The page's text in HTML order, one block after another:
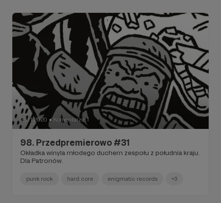
28.11.2020 ● Komentarze: 1
98. Przedpremierowo #31
Okładka winyla młodego duchem zespołu z południa kraju.
Dla Patronów.
punk rock hard core enigmatic records +3